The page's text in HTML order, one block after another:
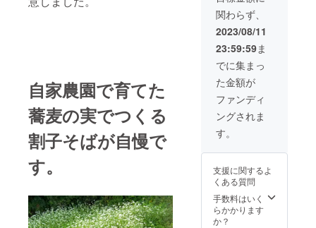
自家農園で育てた
蕎麦の実でつくる
割子そばが自慢で
す。
菜約４
～５kg
原産
地 佐
賀県 さ
つまい
も
1個
約260グ
ラム 玉
ね
個 約
ム 深ネ
ギ
1
束 約
300グラ
関わらず、
2023/08/11
23:59:59ま
でに集まっ
た金額が
ファンディ
ングされま
す。
支援に関するよ
くある質問
手数料はいく
らかかります
か？